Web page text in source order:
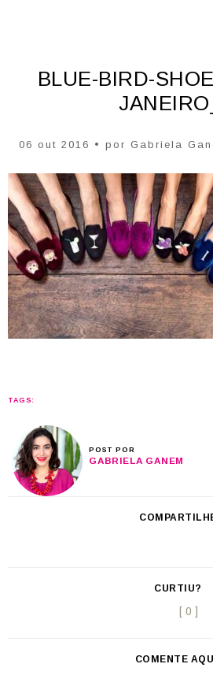
BLUE-BIRD-
06 out 2016 • por Gabriela
TAGS:
POST POR
GABRIELA GANEM
CURTIU?
[ 0 ]
COMENTE AQUI